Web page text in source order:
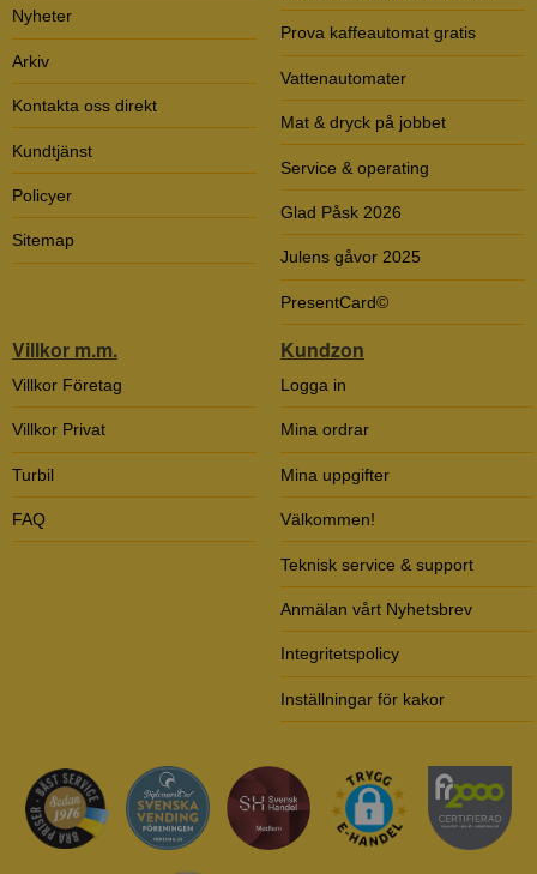
Nyheter
Arkiv
Kontakta oss direkt
Kundtjänst
Policyer
Sitemap
Prova kaffeautomat gratis
Vattenautomater
Mat & dryck på jobbet
Service & operating
Glad Påsk 2026
Julens gåvor 2025
PresentCard©
Villkor m.m.
Villkor Företag
Villkor Privat
Turbil
FAQ
Kundzon
Logga in
Mina ordrar
Mina uppgifter
Välkommen!
Teknisk service & support
Anmälan vårt Nyhetsbrev
Integritetspolicy
Inställningar för kakor